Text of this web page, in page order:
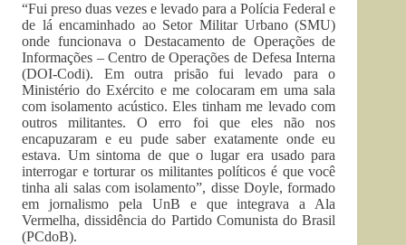
“Fui preso duas vezes e levado para a Polícia Federal e
de lá encaminhado ao Setor Militar Urbano (SMU)
onde funcionava o Destacamento de Operações de
Informações – Centro de Operações de Defesa Interna
(DOI-Codi). Em outra prisão fui levado para o
Ministério do Exército e me colocaram em uma sala
com isolamento acústico. Eles tinham me levado com
outros militantes. O erro foi que eles não nos
encapuzaram e eu pude saber exatamente onde eu
estava. Um sintoma de que o lugar era usado para
interrogar e torturar os militantes políticos é que você
tinha ali salas com isolamento”, disse Doyle, formado
em jornalismo pela UnB e que integrava a Ala
Vermelha, dissidência do Partido Comunista do Brasil
(PCdoB).